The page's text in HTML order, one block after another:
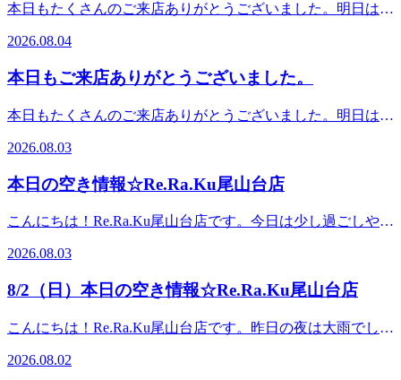
しております＾＾♪．．．★。☆。★。☆。★。☆。★。
☆。★。☆。★。☆。★．．．【本日の空き情報】本日はナ
できるお時間がございます！ブログ画像ご予約お待ちしてお
ります。※ご予約状況はその都度変化致しますのでご注意く
ださい。．．．★。☆。★。☆。★。☆。★。☆。★。☆。
とり入れた整体ファンからも人気のリラク系ボディケア♪マ
♪Re.Ra.Ku 尾山台店＃東急大井町線＃尾山台＃整体・マッサ
トレッチ＃リフレクソロジー＃PayPay
本日もたくさんのご来店ありがとうございました。明日は12
おります。『肩甲骨ストレッチ＆骨盤ストレッチ』をとり入
れた整体ファンからも人気のリラク系ボディケア♪ ＃東急大
井町線 ＃尾山台 ＃整体・マッサージファンにも大人気 ＃肩
玉川＃自由が丘＃等々力
2026.08.04
本日もご来店ありがとうございました。
本日もたくさんのご来店ありがとうございました。明日は１
しております。『肩甲骨ストレッチ＆骨盤ストレッチ』をと
り入れた整体ファンからも人気のリラク系ボディケア♪ ＃東
急大井町線 ＃尾山台 ＃整体・マッサージファンにも大人
＃二子玉川＃自由が丘＃等々力
2026.08.03
本日の空き情報☆Re.Ra.Ku尾山台店
こんにちは！Re.Ra.Ku尾山台店です。今日は少し過ごしやす
だるさやむくみ、疲れが取れないなどなど、この季節もいろ
いろな不調が出てくるとは思います。そんな時にはホッと、
リラックスしてもませんか？今日も笑顔で皆さまのご来店を
★。☆。★。☆。★。☆。★．．．【本日の空き情報】本日
はナカムラ・・ヤマギワが出勤しております。12：20からご
案内できるお時間がございます！ご予約お待ちしておりま
2026.08.03
8/2（日）本日の空き情報☆Re.Ra.Ku尾山台店
こんにちは！Re.Ra.Ku尾山台店です。昨日の夜は大雨でした
くださる皆さまに感謝気持ちでいっぱいです！ありがとうご
2026.08.02